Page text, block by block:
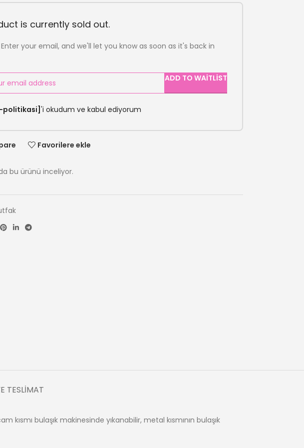
is currently sold out.
Enter your email, and we'll let you know as soon as it's back in
ADD TO WAITLIST
politikasi]'i okudum ve kabul ediyorum
Favorilere ekle
bu ürünü inceliyor.
TESLIMAT
bulaşık makinesinde yıkanabilir, metal kısmının bulaşık